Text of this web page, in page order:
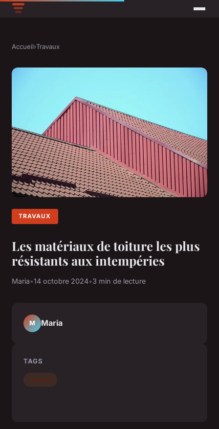
Accueil›Travaux
TRAVAUX
Les matériaux de toiture les plus
résistants aux intempéries
Maria•14 octobre 2024•3 min de lecture
M Maria
TAGS
Travaux